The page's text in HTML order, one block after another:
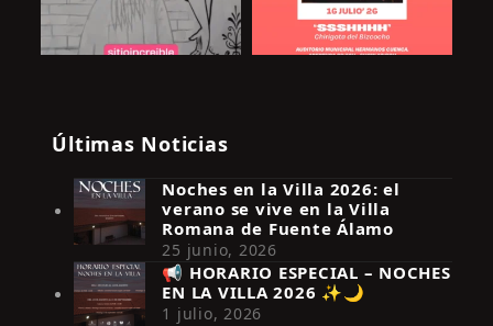
Síguenos en Instagram
Últimas Noticias
Noches en la Villa 2026: el
verano se vive en la Villa
Romana de Fuente Álamo
25 junio, 2026
📢 HORARIO ESPECIAL – NOCHES
EN LA VILLA 2026 ✨🌙
1 julio, 2026